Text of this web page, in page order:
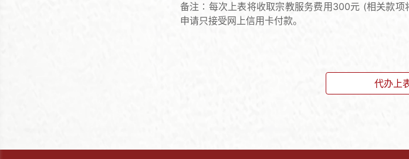
备注∶每次上表将收取宗教服务费用300元 (相关款项
申请只接受网上信用卡付款。
代办上